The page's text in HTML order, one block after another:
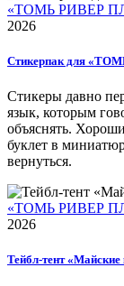
«ТОМЬ РИВЕР
2026
Стикерпак для
Стикеры давно
язык, которым
объяснять.
буклет в
вернуться.
«ТОМЬ РИВЕР
2026
Тейбл-тент «Майские